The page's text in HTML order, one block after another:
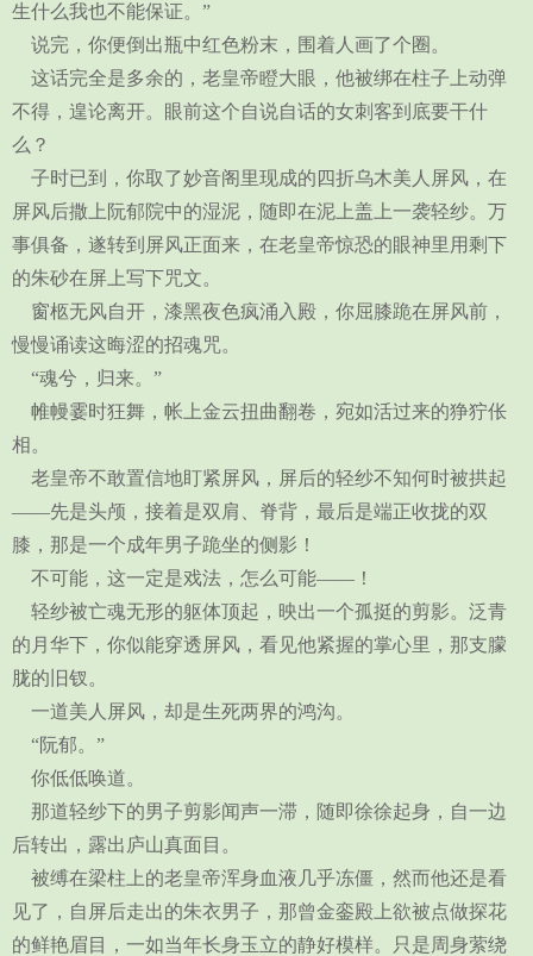
生什么我也不能保证。”
说完，你便倒出瓶中红色粉末，围着人画了个圈。
这话完全是多余的，老皇帝瞪大眼，他被绑在柱子上动弹
不得，遑论离开。眼前这个自说自话的女刺客到底要干什
么？
子时已到，你取了妙音阁里现成的四折乌木美人屏风，在
屏风后撒上阮郁院中的湿泥，随即在泥上盖上一袭轻纱。万
事俱备，遂转到屏风正面来，在老皇帝惊恐的眼神里用剩下
的朱砂在屏上写下咒文。
窗柩无风自开，漆黑夜色疯涌入殿，你屈膝跪在屏风前，
慢慢诵读这晦涩的招魂咒。
“魂兮，归来。”
帷幔霎时狂舞，帐上金云扭曲翻卷，宛如活过来的狰狞伥
相。
老皇帝不敢置信地盯紧屏风，屏后的轻纱不知何时被拱起
——先是头颅，接着是双肩、脊背，最后是端正收拢的双
膝，那是一个成年男子跪坐的侧影！
不可能，这一定是戏法，怎么可能——！
轻纱被亡魂无形的躯体顶起，映出一个孤挺的剪影。泛青
的月华下，你似能穿透屏风，看见他紧握的掌心里，那支朦
胧的旧钗。
一道美人屏风，却是生死两界的鸿沟。
“阮郁。”
你低低唤道。
那道轻纱下的男子剪影闻声一滞，随即徐徐起身，自一边
后转出，露出庐山真面目。
被缚在梁柱上的老皇帝浑身血液几乎冻僵，然而他还是看
见了，自屏后走出的朱衣男子，那曾金銮殿上欲被点做探花
的鲜艳眉目，一如当年长身玉立的静好模样。只是周身萦绕